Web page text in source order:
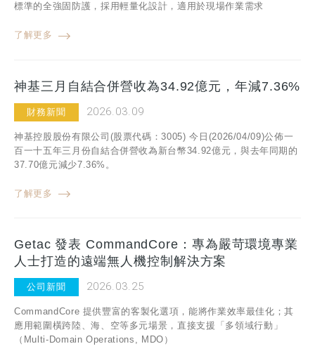
標準的全強固防護，採用輕量化設計，適用於現場作業需求
了解更多
神基三月自結合併營收為34.92億元，年減7.36%
財務新聞 2026.03.09
神基控股股份有限公司(股票代碼：3005) 今日(2026/04/09)公佈一
百一十五年三月份自結合併營收為新台幣34.92億元，與去年同期的
37.70億元減少7.36%。
了解更多
Getac 發表 CommandCore：專為嚴苛環境專業
人士打造的遠端無人機控制解決方案
公司新聞 2026.03.25
CommandCore 提供豐富的客製化選項，能將作業效率最佳化；其
應用範圍橫跨陸、海、空等多元場景，直接支援「多領域行動」
（Multi-Domain Operations, MDO）